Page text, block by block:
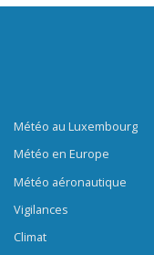
Météo au Luxembourg
Météo en Europe
Météo aéronautique
Vigilances
Climat